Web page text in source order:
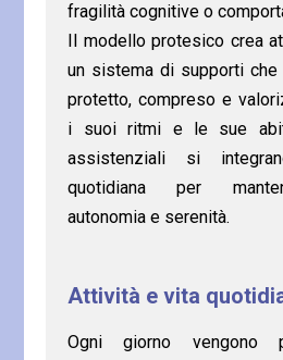
fragilità cognitive o
Il modello protesico crea
un sistema di supporti
protetto, compreso e
i suoi ritmi e le sue
assistenziali si
quotidiana per
autonomia e serenità.
Attività e vita
Ogni giorno vengono